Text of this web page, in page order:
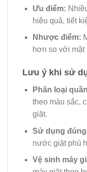
Ưu điểm:
hiệu quả, tiết
Nhược điểm:
hơn so với mặt
Lưu ý khi sử
Phân loại
theo màu sắc,
giặt.
Sử dụng
nước giặt phù
Vệ sinh máy